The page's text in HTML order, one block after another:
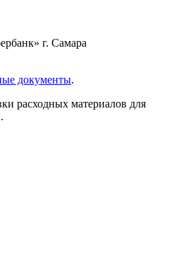
г. Самара
документы.
расходных материалов для